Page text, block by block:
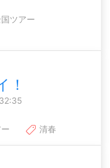
ツアー
！
清春